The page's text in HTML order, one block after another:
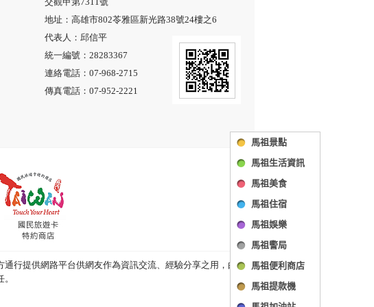
馬祖景點
馬祖生活資訊
馬祖美食
馬祖住宿
馬祖娛樂
馬祖警局
馬祖便利商店
馬祖提款機